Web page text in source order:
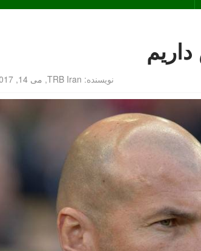
نویسنده: TRB Iran
, می 14, 2017 1:27 ب.ظ